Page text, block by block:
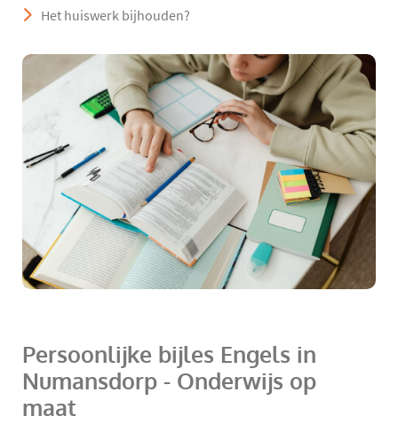
Het huiswerk bijhouden?
Persoonlijke bijles Engels in
Numansdorp - Onderwijs op
maat